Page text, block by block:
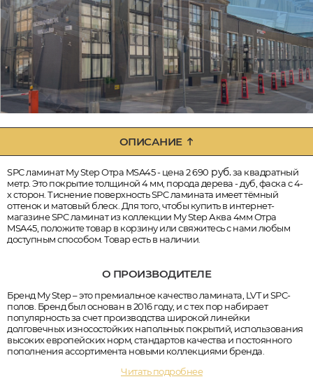
ОПИСАНИЕ
SPC ламинат My Step Отра MSA45 - цена 2 690 руб.за квадратный
метр. Это покрытие толщиной 4 мм, порода дерева - дуб, фаска с 4-
х сторон. Тиснение поверхность SPC ламината имеет тёмный
оттенок и матовый блеск. Для того, чтобы купить в интернет-
магазине SPC ламинат из коллекции My Step Аква 4мм Отра
MSA45, положите товар в корзину или свяжитесь с нами любым
доступным способом. Товар есть в наличии.
О ПРОИЗВОДИТЕЛЕ
Бренд My Step – это премиальное качество ламината, LVT и SPC-
полов. Бренд был основан в 2016 году, и с тех пор набирает
популярность за счет производства широкой линейки
долговечных износостойких напольных покрытий, использования
высоких европейских норм, стандартов качества и постоянного
пополнения ассортимента новыми коллекциями бренда.
Читать подробнее